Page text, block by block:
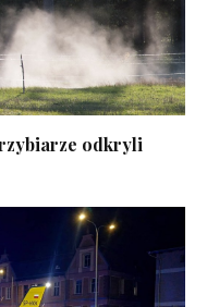
odkryli